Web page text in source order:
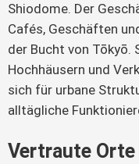
Shiodome. Der
Cafés, Geschäften
der Bucht von Tōkyō.
Hochhäusern und
sich für urbane
alltägliche
Vertraute